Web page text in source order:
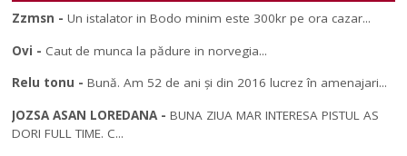
Zzmsn -Un istalator in Bodo minim este 300kr pe ora cazar...
Ovi - Caut de munca la pădure in norvegia...
Relu tonu -Bună. Am 52 de ani și din 2016 lucrez în amenajari...
JOZSA ASAN LOREDANA-BUNA ZIUA MAR INTERESA PISTUL AS
DORI FULL TIME. C...